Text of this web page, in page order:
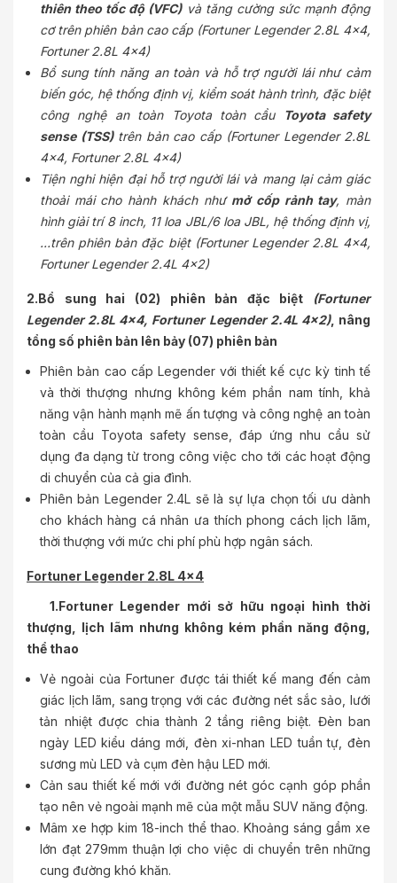
thiên theo tốc độ (VFC)và tăng cường sức mạnh động
cơ trên phiên bản cao cấp (Fortuner Legender 2.8L 4x4,
Fortuner 2.8L 4x4)
Bổ sung tính năng an toàn và hỗ trợ người lái như cảm
biến góc, hệ thống định vị, kiểm soát hành trình, đặc biệt
công nghệ an toàn Toyota toàn cầu
Toyota safety
sense (TSS)trên bản cao cấp (Fortuner Legender 2.8L
4x4, Fortuner 2.8L 4x4)
Tiện nghi hiện đại hỗ trợ người lái và mang lại cảm giác
thoải mái cho hành khách như mở cốp rảnh tay, màn
hình giải trí 8 inch, 11 loa JBL/6 loa JBL, hệ thống định vị,
…trên phiên bản đặc biệt (Fortuner Legender 2.8L 4x4,
Fortuner Legender 2.4L 4x2)
2.Bổ sung hai (02) phiên bản đặc biệt
(Fortuner
Legender 2.8L 4x4, Fortuner Legender 2.4L 4x2), nâng
tổng số phiên bản lên bảy (07) phiên bản
Phiên bản cao cấp Legender với thiết kế cực kỳ tinh tế
và thời thượng nhưng không kém phần nam tính, khả
năng vận hành mạnh mẽ ấn tượng và công nghệ an toàn
toàn cầu Toyota safety sense, đáp ứng nhu cầu sử
dụng đa dạng từ trong công việc cho tới các hoạt động
di chuyển của cả gia đình.
Phiên bản Legender 2.4L sẽ là sự lựa chọn tối ưu dành
cho khách hàng cá nhân ưa thích phong cách lịch lãm,
thời thượng với mức chi phí phù hợp ngân sách.
Fortuner Legender 2.8L 4x4
1.Fortuner Legender mới sở hữu ngoại hình thời
thượng, lịch lãm nhưng không kém phần năng động,
thể thao
Vẻ ngoài của Fortuner được tái thiết kế mang đến cảm
giác lịch lãm, sang trọng với các đường nét sắc sảo, lưới
tản nhiệt được chia thành 2 tầng riêng biệt. Đèn ban
ngày LED kiểu dáng mới, đèn xi-nhan LED tuần tự, đèn
sương mù LED và cụm đèn hậu LED mới.
Cản sau thiết kế mới với đường nét góc cạnh góp phần
tạo nên vẻ ngoài mạnh mẽ của một mẫu SUV năng động.
Mâm xe hợp kim 18-inch thể thao. Khoảng sáng gầm xe
lớn đạt 279mm thuận lợi cho việc di chuyển trên những
cung đường khó khăn.